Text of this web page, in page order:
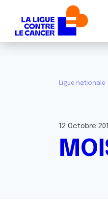
Ligue nationale
12 Octobre